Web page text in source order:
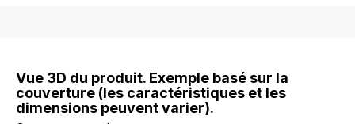
Vue 3D du produit. Exemple basé sur la
couverture (les caractéristiques et les
dimensions peuvent varier).